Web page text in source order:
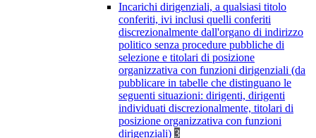
Incarichi dirigenziali, a qualsiasi titolo
conferiti, ivi inclusi quelli conferiti
discrezionalmente dall'organo di indirizzo
politico senza procedure pubbliche di
selezione e titolari di posizione
organizzativa con funzioni dirigenziali (da
pubblicare in tabelle che distinguano le
seguenti situazioni: dirigenti, dirigenti
individuati discrezionalmente, titolari di
posizione organizzativa con funzioni
dirigenziali) 3